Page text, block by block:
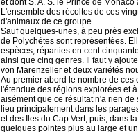
et dont S. A. S. le Prince de
L'ensemble des récoltes de ces
d'animaux de ce groupe.
Sauf quelques-unes, à peu près
de Polychètes sont représentées.
espèces, réparties en cent
ainsi que cinq genres. Il faut y
von Marenzeller et deux variétés
Au premier abord le nombre de
l'étendue des régions explorées et
aisément que ce résultat n'a rien
lieu principalement dans les
et des Iles du Cap Vert, puis, dans
quelques pointes plus au large et